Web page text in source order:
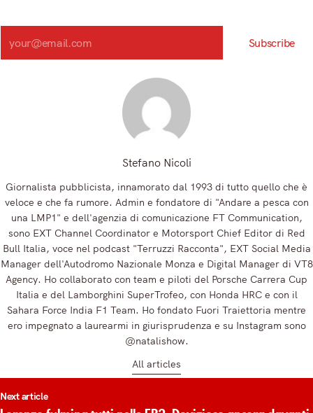
Search
Subscribe
Stefano Nicoli
Giornalista pubblicista, innamorato dal 1993 di tutto quello che è
veloce e che fa rumore. Admin e fondatore di "Andare a pesca con
una LMP1" e dell'agenzia di comunicazione FT Communication,
sono EXT Channel Coordinator e Motorsport Chief Editor di Red
Bull Italia, voce nel podcast "Terruzzi Racconta", EXT Social Media
Manager dell'Autodromo Nazionale Monza e Digital Manager di VT8
Agency. Ho collaborato con team e piloti del Porsche Carrera Cup
Italia e del Lamborghini SuperTrofeo, con Honda HRC e con il
Sahara Force India F1 Team. Ho fondato Fuori Traiettoria mentre
ero impegnato a laurearmi in giurisprudenza e su Instagram sono
@natalishow.
All articles
Next article